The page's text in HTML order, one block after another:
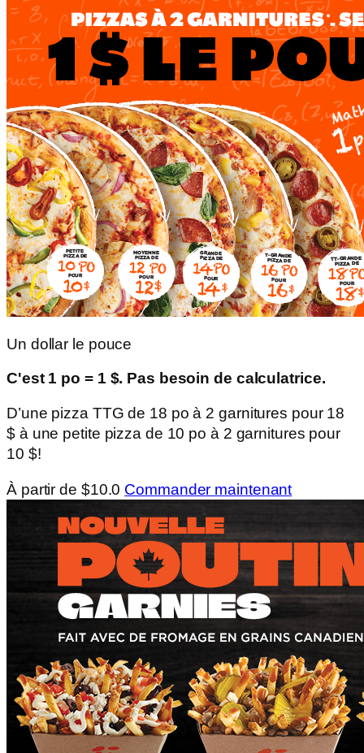
Un dollar le pouce
C'est 1 po = 1 $. Pas besoin de calculatrice.
D’une pizza TTG de 18 po à 2 garnitures pour 18
$ à une petite pizza de 10 po à 2 garnitures pour
10 $!
À partir de $10.0 Commander maintenant